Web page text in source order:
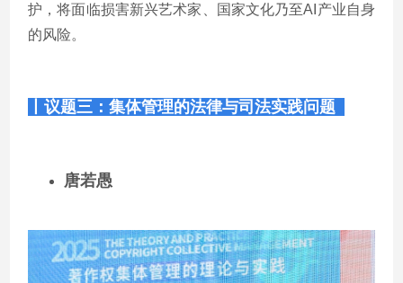
护，将面临损害新兴艺术家、国家文化乃至AI 产业自身
的风险。
丨议题三：集体管理的法律与司法实践问题
唐若愚